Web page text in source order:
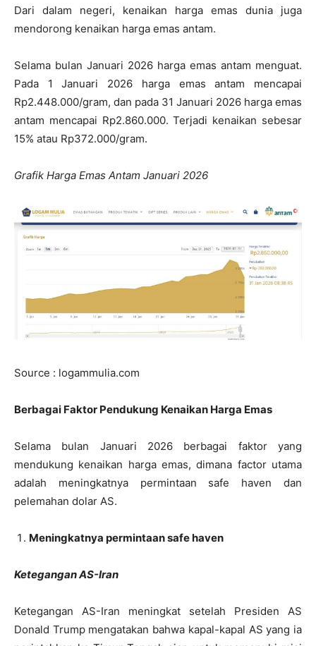
Dari dalam negeri, kenaikan harga emas dunia juga
mendorong kenaikan harga emas antam.
Selama bulan Januari 2026 harga emas antam menguat.
Pada 1 Januari 2026 harga emas antam mencapai
Rp2.448.000/gram, dan pada 31 Januari 2026 harga emas
antam mencapai Rp2.860.000. Terjadi kenaikan sebesar
15% atau Rp372.000/gram.
Grafik Harga Emas Antam Januari 2026
Source : logammulia.com
Berbagai Faktor Pendukung Kenaikan Harga Emas
Selama bulan Januari 2026 berbagai faktor yang
mendukung kenaikan harga emas, dimana factor utama
adalah meningkatnya permintaan safe haven dan
pelemahan dolar AS.
Meningkatnya permintaan safe haven
Ketegangan AS-Iran
Ketegangan AS-Iran meningkat setelah Presiden AS
Donald Trump mengatakan bahwa kapal-kapal AS yang ia